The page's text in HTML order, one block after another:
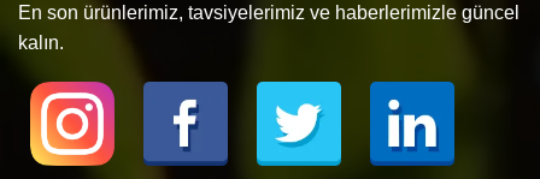
En son ürünlerimiz, tavsiyelerimiz ve haberlerimizle güncel
kalın.